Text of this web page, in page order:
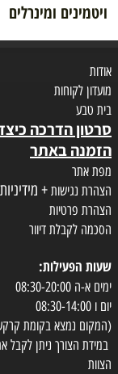
ויטמינים ומינרלים
אודות
מועדון לקוחות
בית טבע
סרטון הדרכה
הזמנה באתר
מפת אתר
הצהרת נגישות +
הצהרת פרטיות
הסכמה לקבלת דיוור
שעות הפעילות:
ימים א-ה 08:30-20:00
יום ו 08:30-14:00
(המקום נמצא בקומת קרקע
במידת הצורך ניתן לקבל
הצוות